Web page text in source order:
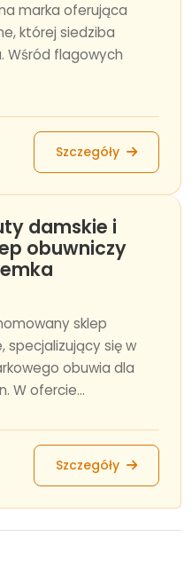
marka oferująca
której siedziba
Wśród flagowych
Szczegóły
damskie i
obuwniczy
sklep
specjalizujący się w
obuwia dla
W ofercie...
Szczegóły